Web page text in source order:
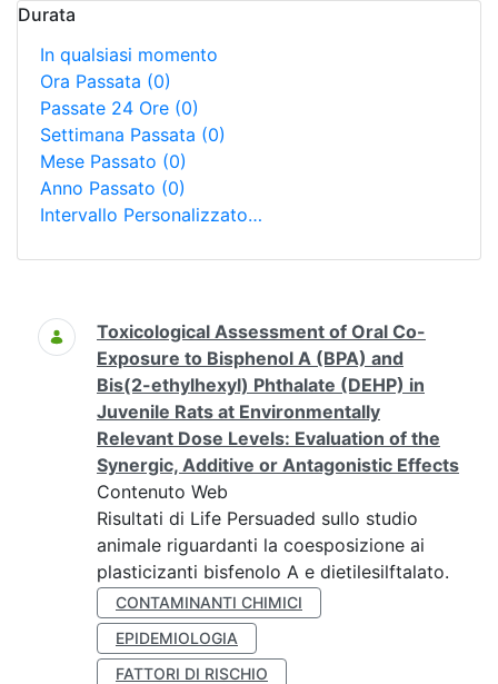
Durata
In qualsiasi momento
Ora Passata (0)
Passate 24 Ore (0)
Settimana Passata (0)
Mese Passato (0)
Anno Passato (0)
Intervallo Personalizzato…
Ricerca
Toxicological Assessment of Oral Co-
Exposure to Bisphenol A (BPA) and
Bis(2-ethylhexyl) Phthalate (DEHP) in
Juvenile Rats at Environmentally
Relevant Dose Levels: Evaluation of the
Synergic, Additive or Antagonistic Effects
Contenuto Web
Risultati di Life Persuaded sullo studio
animale riguardanti la coesposizione ai
plasticizanti bisfenolo A e dietilesilftalato.
CONTAMINANTI CHIMICI
EPIDEMIOLOGIA
FATTORI DI RISCHIO